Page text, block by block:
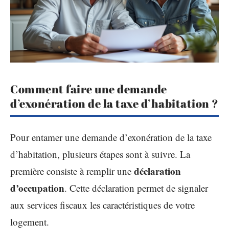
Comment faire une demande
d’exonération de la taxe d’habitation ?
Pour entamer une demande d’exonération de la taxe
d’habitation, plusieurs étapes sont à suivre. La
première consiste à remplir une déclaration
d’occupation. Cette déclaration permet de signaler
aux services fiscaux les caractéristiques de votre
logement.